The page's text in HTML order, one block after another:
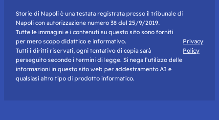
Storie di Napoli è una testata registrata presso il tribunale di
Napoli con autorizzazione numero 38 del 25/9/2019.
Tutte le immagini e i contenuti su questo sito sono forniti
per mero scopo didattico e informativo.
Tutti i diritti riservati, ogni tentativo di copia sarà
perseguito secondo i termini di legge. Si nega l’utilizzo delle
informazioni in questo sito web per addestramento AI e
qualsiasi altro tipo di prodotto informatico.
Privacy
Policy